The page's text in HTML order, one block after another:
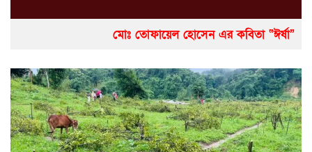
মোঃ তোফায়েল হোসেন এর কবিতা “ঈর্ষা”